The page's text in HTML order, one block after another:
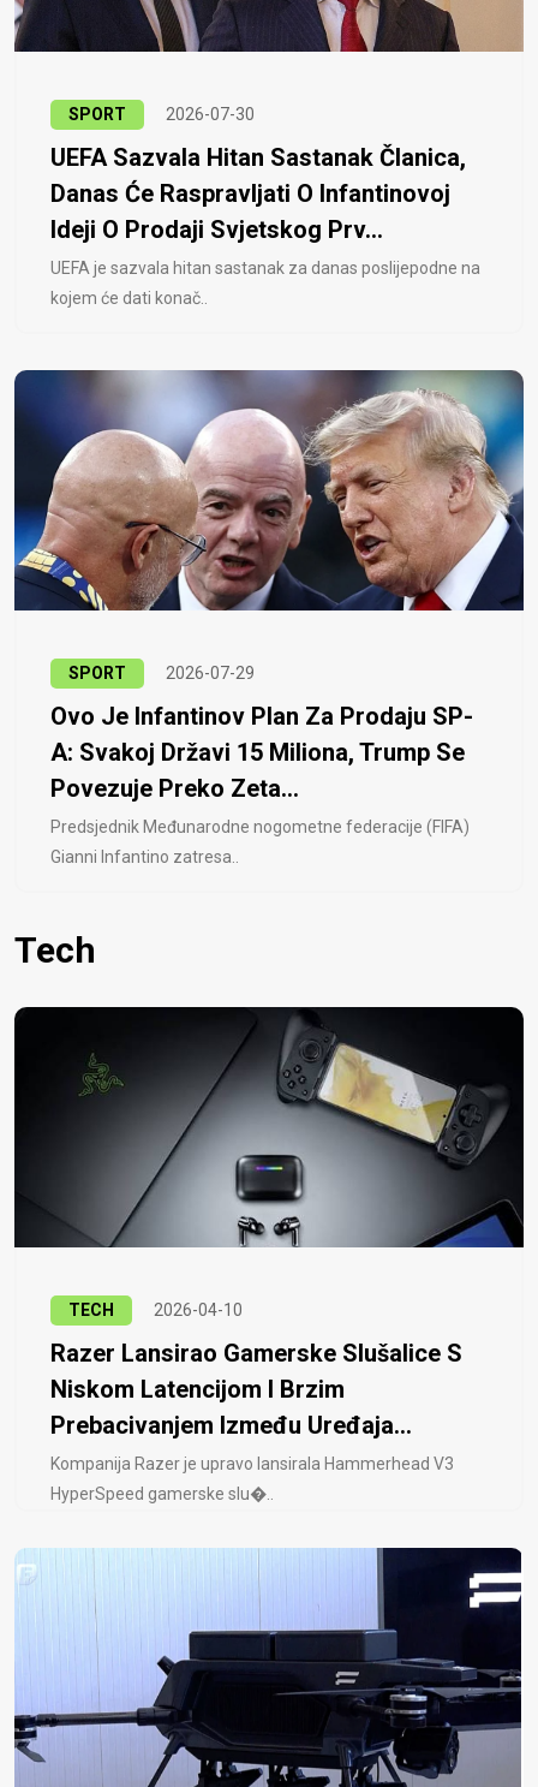
SPORT 2026-07-30
UEFA Sazvala Hitan Sastanak Članica,
Danas Će Raspravljati O Infantinovoj
Ideji O Prodaji Svjetskog Prv...
UEFA je sazvala hitan sastanak za danas poslijepodne na
kojem će dati konač..
SPORT 2026-07-29
Ovo Je Infantinov Plan Za Prodaju SP-
A: Svakoj Državi 15 Miliona, Trump Se
Povezuje Preko Zeta...
Predsjednik Međunarodne nogometne federacije (FIFA)
Gianni Infantino zatresa..
Tech
TECH 2026-04-10
Razer Lansirao Gamerske Slušalice S
Niskom Latencijom I Brzim
Prebacivanjem Između Uređaja...
Kompanija Razer je upravo lansirala Hammerhead V3
HyperSpeed ​​gamerske slu�..